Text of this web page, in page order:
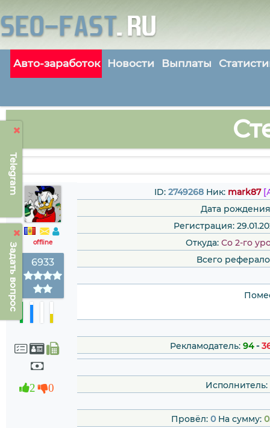
Telegram
Задать вопрос
Авто-заработок Новости Выплаты
offline
6933
2 0
ID: 2749268 Ник: mark87
Дата
Регистрация:
Откуда: Со 2-го
Всего
Рекламодатель: 94-
Исполнитель:
Провёл: 0На сумму: